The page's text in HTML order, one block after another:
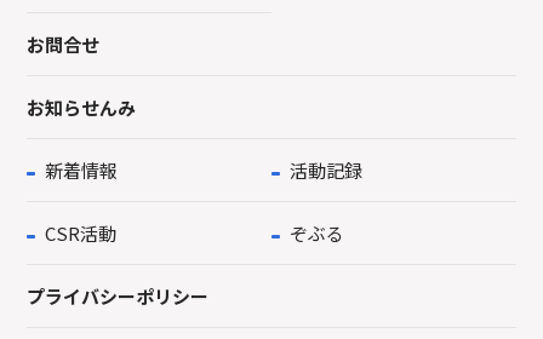
お問合せ
お知らせんみ
新着情報 活動記録
CSR活動 ぞぶる
プライバシーポリシー